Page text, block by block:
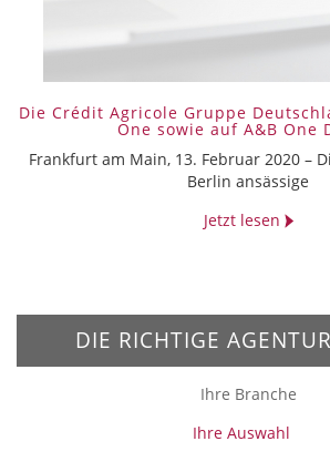
Die Crédit Agricole Gruppe
One sowie auf A&B One
Frankfurt am Main, 13. Februar 2020 –
Berlin ansässige
Jetzt lesen
DIE RICHTIGE
Ihre Branche
Ihre Auswahl